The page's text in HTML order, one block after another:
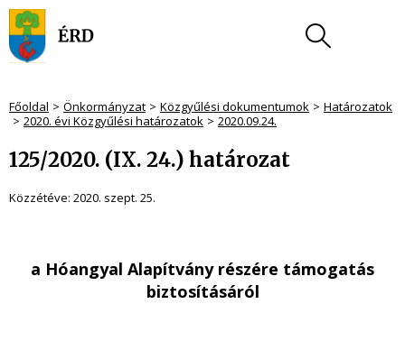
Főoldal Önkormányzat Közgyűlési dokumentumok
Határozatok
2020. évi Közgyűlési határozatok
2020.09.24.
125/2020. (IX. 24.) határozat
Közzétéve: 2020. szept. 25.
a Hóangyal Alapítvány részére támogatás
biztosításáról